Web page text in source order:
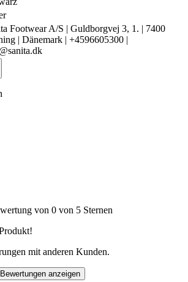
Footwear A/S | Guldborgvej 3, 1. | 7400
| Dänemark | +4596605300 |
von 0 von 5 Sternen
mit anderen Kunden.
Bewertungen anzeigen